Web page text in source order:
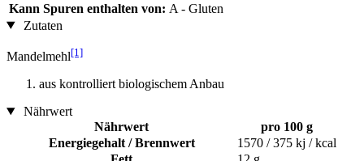
Kann Spuren enthalten von: A - Gluten
Zutaten
Mandelmehl[1]
aus kontrolliert biologischem Anbau
Nährwert
Nährwert
pro 100 g
Energiegehalt / Brennwert
1570 / 375 kj / kcal